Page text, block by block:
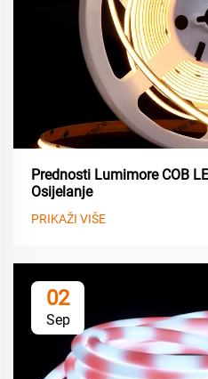
Prednosti Lumimore COB
Osijelanje
PRIKAŽI VIŠE
02
Sep